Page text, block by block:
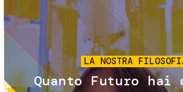
Immagine
LA NOSTRA
Quanto Futuro hai